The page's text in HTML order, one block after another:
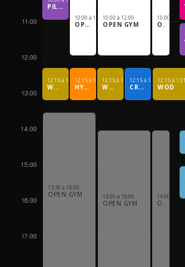
11:00
12:00
13:00
14:00
15:00
16:00
17:00
PILATES - STRETCHING
10:00 à 12:00
OPEN GYM
12:15 à 13:15
WOD
12:15 à 13:15
HYROX
13:30 à 18:00
OPEN GYM
10:00 à 12:00
OPEN GYM
12:15 à 13:15
WOD
12:15 à 13:15
CROSSBIKING
14:00 à 18:00
OPEN GYM
10:00 à 12:00
OPEN GYM
12:15 à
WOD
14:00 à 18:00